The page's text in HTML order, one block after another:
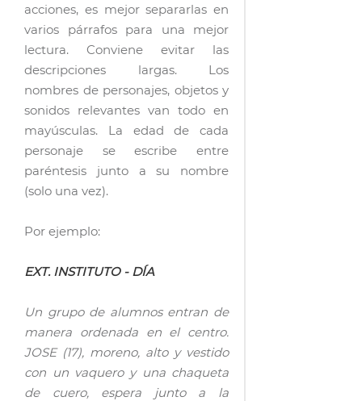
acciones, es mejor separarlas en
varios párrafos para una mejor
lectura. Conviene evitar las
descripciones largas. Los
nombres de personajes, objetos y
sonidos relevantes van todo en
mayúsculas. La edad de cada
personaje se escribe entre
paréntesis junto a su nombre
(solo una vez).
Por ejemplo:
EXT. INSTITUTO - DÍA
Un grupo de alumnos entran de
manera ordenada en el centro.
JOSE (17), moreno, alto y vestido
con un vaquero y una chaqueta
de cuero, espera junto a la